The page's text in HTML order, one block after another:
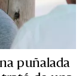
puñalada